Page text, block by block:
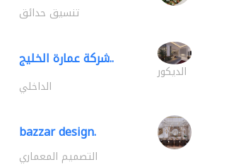
تنسيق حدائق
شركة عمارة الخليج..
الديكور
الداخلي
bazzar design.
التصميم المعماري